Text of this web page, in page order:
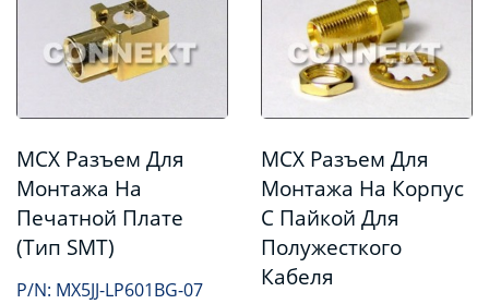
MCX Разъем Для
Монтажа На
Печатной Плате
(тип SMT)
P/N: MX5JJ-LP601BG-07
MCX Разъем Для
Монтажа На Корпус
С Пайкой Для
Полужесткого
Кабеля